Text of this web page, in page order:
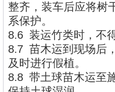
整齐，装车后应将树
系保护。
8.6 装运竹类时，不
8.7 苗木运到现场后
及时进行假植。
8.8 带土球苗木运至